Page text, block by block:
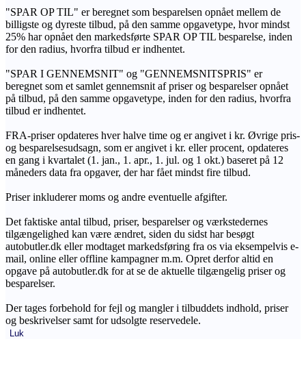
"SPAR OP TIL" er beregnet som besparelsen opnået mellem de
billigste og dyreste tilbud, på den samme opgavetype, hvor mindst
25% har opnået den markedsførte SPAR OP TIL besparelse, inden
for den radius, hvorfra tilbud er indhentet.
"SPAR I GENNEMSNIT" og "GENNEMSNITSPRIS" er
beregnet som et samlet gennemsnit af priser og besparelser opnået
på tilbud, på den samme opgavetype, inden for den radius, hvorfra
tilbud er indhentet.
FRA-priser opdateres hver halve time og er angivet i kr. Øvrige pris-
og besparelsesudsagn, som er angivet i kr. eller procent, opdateres
en gang i kvartalet (1. jan., 1. apr., 1. jul. og 1 okt.) baseret på 12
måneders data fra opgaver, der har fået mindst fire tilbud.
Priser inkluderer moms og andre eventuelle afgifter.
Det faktiske antal tilbud, priser, besparelser og værkstedernes
tilgængelighed kan være ændret, siden du sidst har besøgt
autobutler.dk eller modtaget markedsføring fra os via eksempelvis e-
mail, online eller offline kampagner m.m. Opret derfor altid en
opgave på autobutler.dk for at se de aktuelle tilgængelig priser og
besparelser.
Der tages forbehold for fejl og mangler i tilbuddets indhold, priser
og beskrivelser samt for udsolgte reservedele.
Luk